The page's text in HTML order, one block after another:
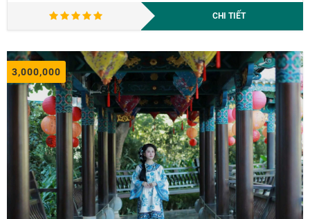
CHI TIẾT
3,000,000